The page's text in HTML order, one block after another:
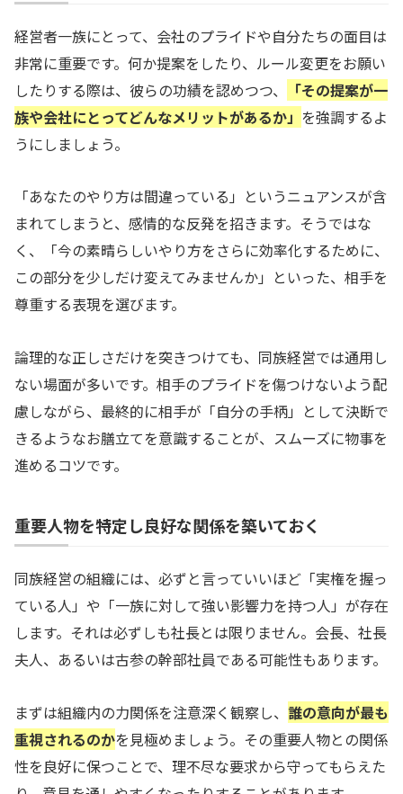
経営者一族にとって、会社のプライドや自分たちの面目は
非常に重要です。何か提案をしたり、ルール変更をお願い
したりする際は、彼らの功績を認めつつ、
「その提案が一
族や会社にとってどんなメリットがあるか」 を強調するよ
うにしましょう。
「あなたのやり方は間違っている」というニュアンスが含
まれてしまうと、感情的な反発を招きます。そうではな
く、「今の素晴らしいやり方をさらに効率化するために、
この部分を少しだけ変えてみませんか」といった、相手を
尊重する表現を選びます。
論理的な正しさだけを突きつけても、同族経営では通用し
ない場面が多いです。相手のプライドを傷つけないよう配
慮しながら、最終的に相手が「自分の手柄」として決断で
きるようなお膳立てを意識することが、スムーズに物事を
進めるコツです。
重要人物を特定し良好な関係を築いておく
同族経営の組織には、必ずと言っていいほど「実権を握っ
ている人」や「一族に対して強い影響力を持つ人」が存在
します。それは必ずしも社長とは限りません。会長、社長
夫人、あるいは古参の幹部社員である可能性もあります。
まずは組織内の力関係を注意深く観察し、 誰の意向が最も
重視されるのかを見極めましょう。その重要人物との関係
性を良好に保つことで、理不尽な要求から守ってもらえた